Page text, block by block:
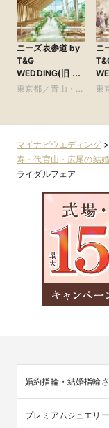
ニーズ表参道 by
T&G
WEDDING(旧 表
参道TERRACE)
東京都／青山・表
ニ
ア
東
マイナビウエディング
寿・代官山・広尾の結
ライダルフェア
婚約指輪・結婚指輪
プレミアムジュエリー